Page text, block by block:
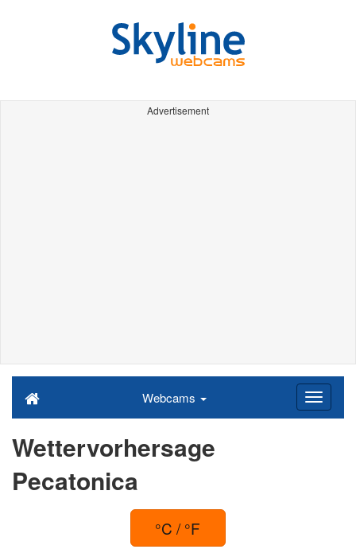
Advertisement
Webcams
Wettervorhersage
Pecatonica
°C / °F